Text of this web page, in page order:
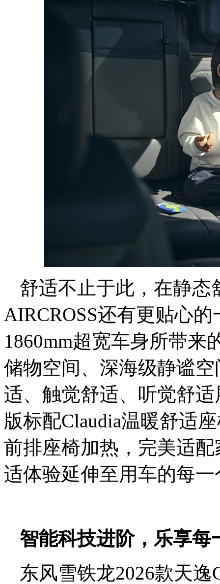
舒适不止于此，在静态
AIRCROSS还有更贴心
1860mm超宽车身所带来
储物空间、深海级静谧
适、触觉舒适、听觉舒
版标配Claudia温暖舒适
前排座椅加热，完美适
适体验延伸至用车的每
智能科技进阶，乐享每
东风雪铁龙2026款天逸